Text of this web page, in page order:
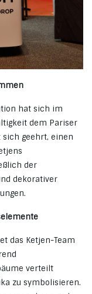
hat sich im
dem Pariser
geehrt, einen
der
dekorativer
das Ketjen-Team
verteilt
zu symbolisieren.